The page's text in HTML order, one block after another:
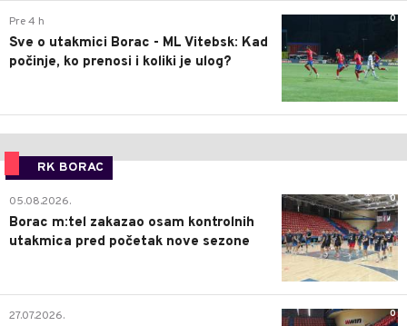
0
Pre 4 h
Sve o utakmici Borac - ML Vitebsk: Kad
počinje, ko prenosi i koliki je ulog?
RK BORAC
0
05.08.2026.
Borac m:tel zakazao osam kontrolnih
utakmica pred početak nove sezone
0
27.07.2026.